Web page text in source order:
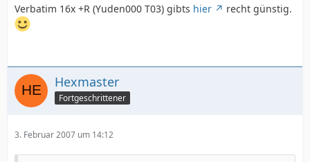
Verbatim 16x +R (Yuden000 T03) gibts hier recht günstig.
Hexmaster
Fortgeschrittener
3. Februar 2007 um 14:12